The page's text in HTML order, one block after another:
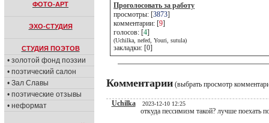
ФОТО-АРТ
ЭХО-СТУДИЯ
СТУДИЯ ПОЭТОВ
• золотой фонд поэзии
• поэтический салон
• Зал Славы
• поэтические отзывы
• неформат
Проголосовать за работу
просмотры: [3873]
комментарии: [9]
голосов: [4]
(Uchilka, nefed, Youri, sutula)
закладки: [0]
Комментарии (выбрать просмотр
Uchilka 2023-12-10 12:25
откуда пессимизм такой? лучше поехать